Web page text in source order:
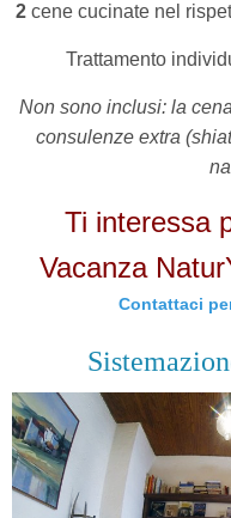
2 cene cucinate nel
Trattamento
Non sono inclusi: la
consulenze extra
Ti interessa
Vacanza
Contattaci